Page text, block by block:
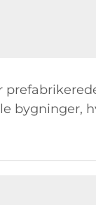
bygninger,